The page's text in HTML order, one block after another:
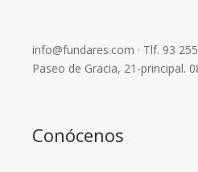
info@fundares.com · Tlf. 93
Paseo de Gracia, 21-principal.
Conócenos